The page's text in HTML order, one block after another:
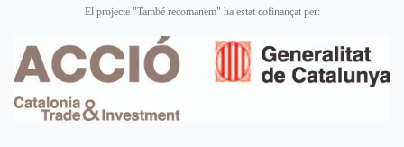
El projecte "També recomanem" ha estat cofinançat per: